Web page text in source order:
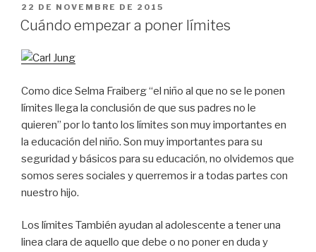
PUBLICAT
A
22 DE NOVEMBRE DE 2015
Cuándo empezar a poner límites
Como dice Selma Fraiberg “el niño al que no se le ponen
límites llega la conclusión de que sus padres no le
quieren” por lo tanto los límites son muy importantes en
la educación del niño. Son muy importantes para su
seguridad y básicos para su educación, no olvidemos que
somos seres sociales y querremos ir a todas partes con
nuestro hijo.
Los límites También ayudan al adolescente a tener una
linea clara de aquello que debe o no poner en duda y